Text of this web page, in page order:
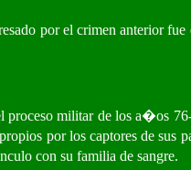
por el crimen anterior
militar de los a�os
por los captores de
con su familia de sangre.